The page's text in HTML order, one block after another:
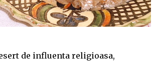
de influenta religioasa,